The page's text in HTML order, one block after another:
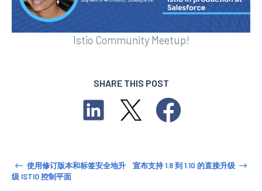
Istio Community Meetup!
SHARE THIS POST
使用修订版本和标签安全地升
级 ISTIO 控制平面
宣布支持 1.8 到 1.10 的直接升级